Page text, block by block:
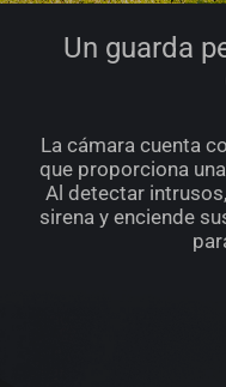
Un guarda
La cámara cuenta
que proporciona
Al detectar
sirena y enciende